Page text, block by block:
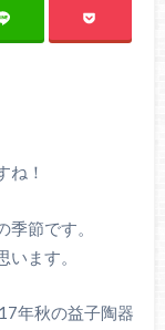
ね！
節です。
ます。
年秋の益子陶器